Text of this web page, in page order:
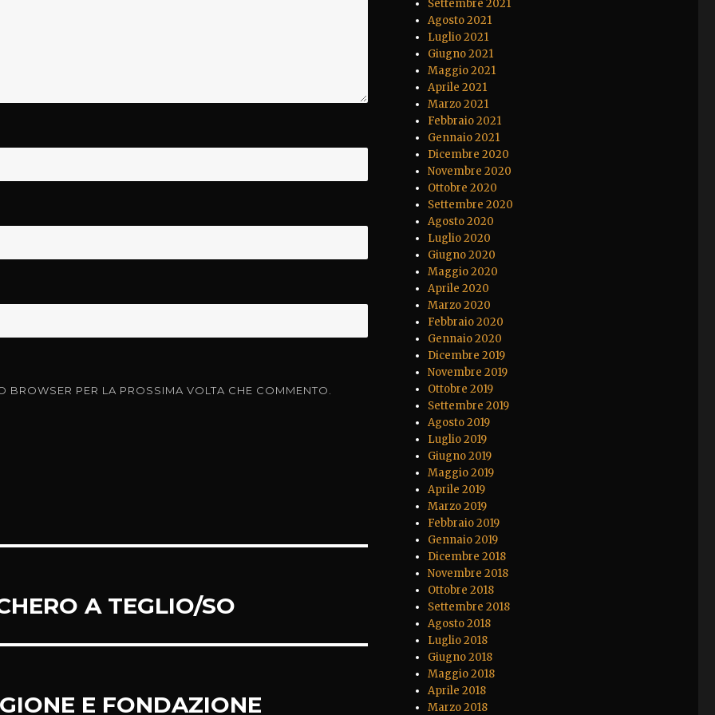
PER LA PROSSIMA VOLTA CHE COMMENTO.
A TEGLIO/SO
E FONDAZIONE
Settembre 2021
Agosto 2021
Luglio 2021
Giugno 2021
Maggio 2021
Aprile 2021
Marzo 2021
Febbraio 2021
Gennaio 2021
Dicembre 2020
Novembre 2020
Ottobre 2020
Settembre 2020
Agosto 2020
Luglio 2020
Giugno 2020
Maggio 2020
Aprile 2020
Marzo 2020
Febbraio 2020
Gennaio 2020
Dicembre 2019
Novembre 2019
Ottobre 2019
Settembre 2019
Agosto 2019
Luglio 2019
Giugno 2019
Maggio 2019
Aprile 2019
Marzo 2019
Febbraio 2019
Gennaio 2019
Dicembre 2018
Novembre 2018
Ottobre 2018
Settembre 2018
Agosto 2018
Luglio 2018
Giugno 2018
Maggio 2018
Aprile 2018
Marzo 2018